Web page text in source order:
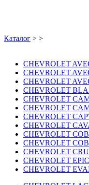
Каталог > >
CHEVROLET
CHEVROLET
CHEVROLET
CHEVROLET
CHEVROLET
CHEVROLET
CHEVROLET
CHEVROLET
CHEVROLET
CHEVROLET
CHEVROLET
CHEVROLET
CHEVROLET